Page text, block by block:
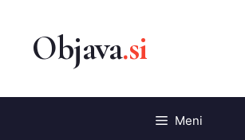
vsebino
Meni